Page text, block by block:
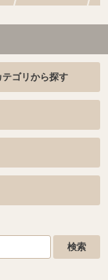
テゴリから探す